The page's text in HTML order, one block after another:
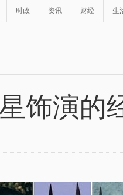
时政 资讯 财经 生
饰演的